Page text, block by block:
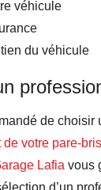
véhicule
du véhicule
de choisir
de votre pare-
Lafia vous